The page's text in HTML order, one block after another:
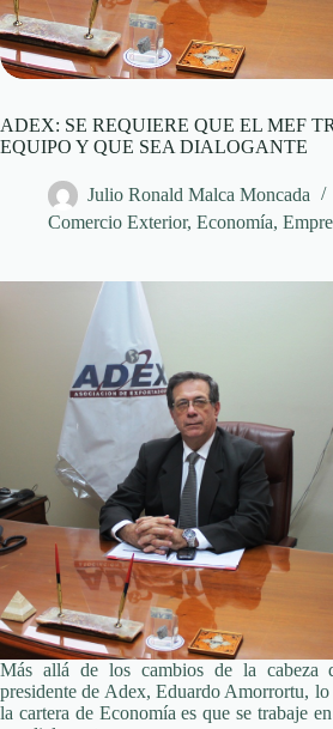
ADEX: SE REQUIERE QUE EL MEF
EQUIPO Y QUE SEA DIALOGANTE
Julio Ronald Malca Moncada
Comercio Exterior, Economía,
Más allá de los cambios de la cabeza
presidente de Adex, Eduardo Amorrortu, lo
la cartera de Economía es que se trabaje